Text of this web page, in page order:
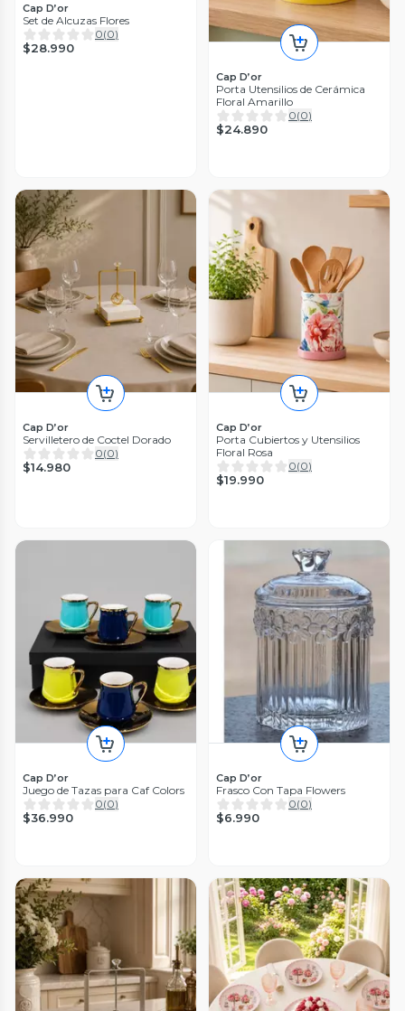
Cap D’or
Set de Alcuzas Flores
0(0)
$28.990
Cap D’or
Porta Utensilios de Cerámica
Floral Amarillo
0(0)
$24.890
Cap D’or
Servilletero de Coctel Dorado
0(0)
$14.980
Cap D’or
Porta Cubiertos y Utensilios
Floral Rosa
0(0)
$19.990
Cap D’or
Juego de Tazas para Caf Colors
0(0)
$36.990
Cap D’or
Frasco Con Tapa Flowers
0(0)
$6.990